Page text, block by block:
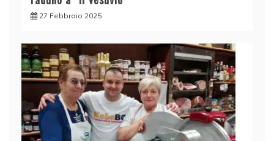
27 Febbraio 2025